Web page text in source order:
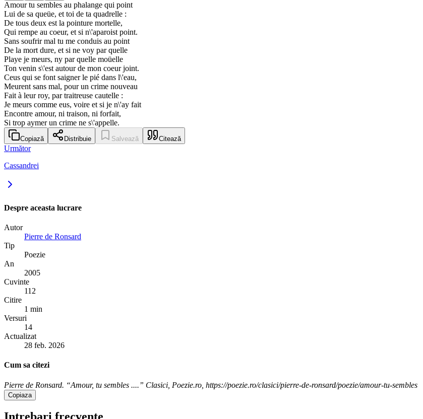
Amour tu sembles au phalange qui point
Lui de sa queüe, et toi de ta quadrelle :
De tous deux est la pointure mortelle,
Qui rempe au coeur, et si n\'aparoist point.
Sans soufrir mal tu me conduis au point
De la mort dure, et si ne voy par quelle
Playe je meurs, ny par quelle moüelle
Ton venin s\'est autour de mon coeur joint.
Ceus qui se font saigner le pié dans l\'eau,
Meurent sans mal, pour un crime nouveau
Fait à leur roy, par traitreuse cautelle :
Je meurs comme eus, voire et si je n\'ay fait
Encontre amour, ni traison, ni forfait,
Si trop aymer un crime ne s\'appelle.
Copiază Distribuie Salvează Citează
Următor
Cassandrei
Despre aceasta lucrare
Autor
Pierre de Ronsard
Tip
Poezie
An
2005
Cuvinte
112
Citire
1 min
Versuri
14
Actualizat
28 feb. 2026
Cum sa citezi
Pierre de Ronsard. “Amour, tu sembles ....” Clasici, Poezie.ro, https://poezie.ro/clasici/pierre-de-ronsard/poezie/amour-tu-sembles
Copiaza